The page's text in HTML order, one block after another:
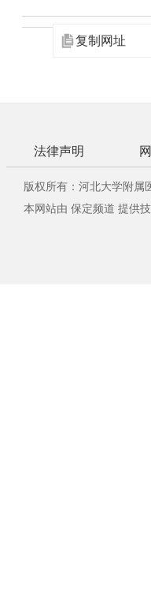
复制网址
法律声明
版权所有：河北大学附
本网站由 保定频道 提供